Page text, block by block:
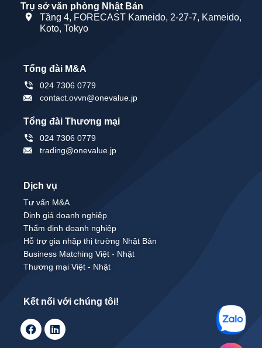
Trụ sở văn phòng Nhật Bản
Tầng 4, FORECAST Kameido, 2-27-7, Kameido,
Koto, Tokyo
Tổng đài M&A
024 7306 0779
contact.ovvn@onevalue.jp
Tổng đài Thương mại
024 7306 0779
trading@onevalue.jp
Dịch vụ
Tư vấn M&A
Định giá doanh nghiệp
Thẩm định doanh nghiệp
Hỗ trợ gia nhập thị trường Nhật Bản
Business Matching Việt - Nhật
Thương mại Việt - Nhật
Kết nối với chúng tôi!